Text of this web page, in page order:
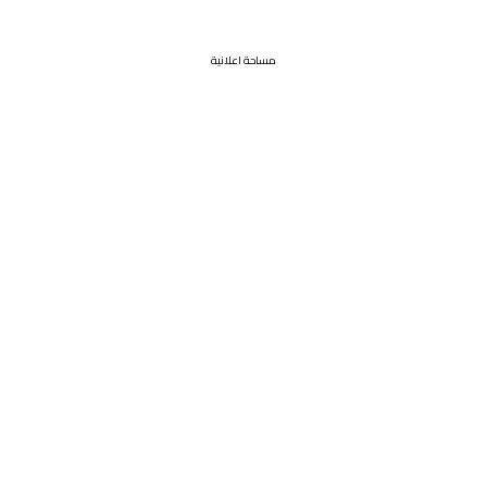
مساحة اعلانية